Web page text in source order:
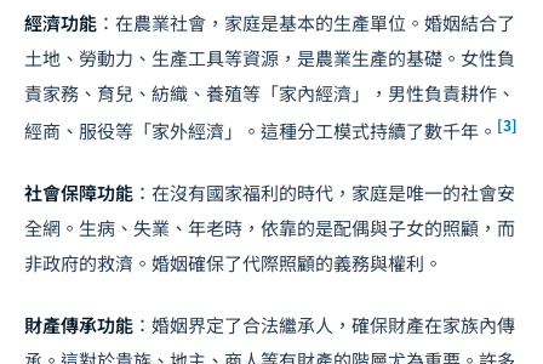
經濟功能 ：在農業社會，家庭是基本的生產單位。婚姻結合了
土地、勞動力、生產工具等資源，是農業生產的基礎。女性負
責家務、育兒、紡織、養殖等「家內經濟」，男性負責耕作、
經商、服役等「家外經濟」。這種分工模式持續了數千年。 [3]
社會保障功能 ：在沒有國家福利的時代，家庭是唯一的社會安
全網。生病、失業、年老時，依靠的是配偶與子女的照顧，而
非政府的救濟。婚姻確保了代際照顧的義務與權利。
財產傳承功能 ：婚姻界定了合法繼承人，確保財產在家族內傳